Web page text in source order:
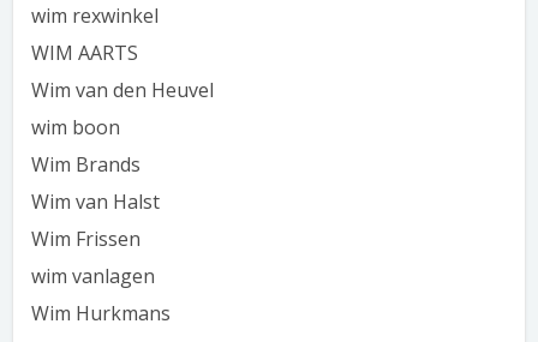
wim rexwinkel
WIM AARTS
Wim van den Heuvel
wim boon
Wim Brands
Wim van Halst
Wim Frissen
wim vanlagen
Wim Hurkmans